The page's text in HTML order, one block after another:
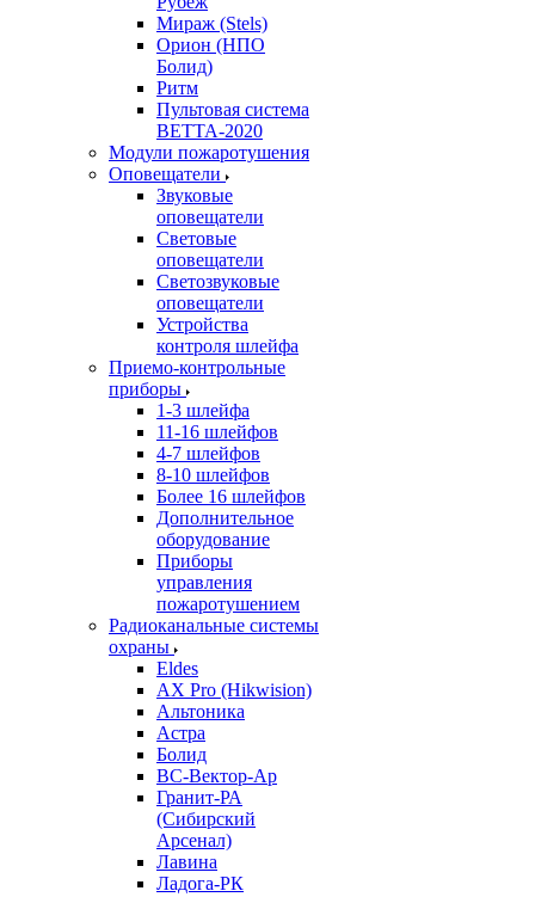
Мираж (Stels)
Орион (НПО
Болид)
Ритм
Пультовая система
ВЕТТА-2020
Модули пожаротушения
Оповещатели
Звуковые
оповещатели
Световые
оповещатели
Светозвуковые
оповещатели
Устройства
контроля шлейфа
Приемо-контрольные
приборы
1-3 шлейфа
11-16 шлейфов
4-7 шлейфов
8-10 шлейфов
Более 16 шлейфов
Дополнительное
оборудование
Приборы
управления
пожаротушением
Радиоканальные системы
охраны
Eldes
AX Pro (Hikwision)
Альтоника
Астра
Болид
ВС-Вектор-Ар
Гранит-РА
(Сибирский
Арсенал)
Лавина
Ладога-РК